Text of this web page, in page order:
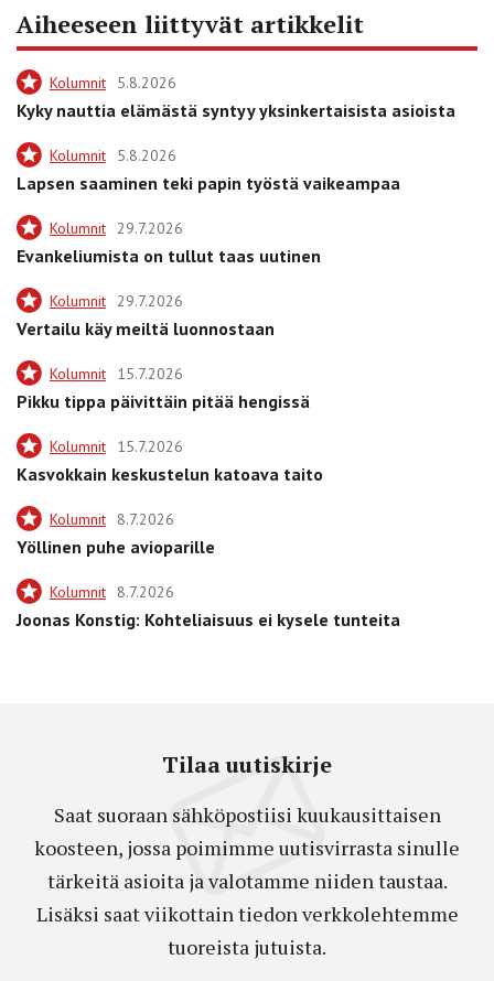
Aiheeseen liittyvät artikkelit
Kolumnit 5.8.2026
Kyky nauttia elämästä syntyy yksinkertaisista asioista
Kolumnit 5.8.2026
Lapsen saaminen teki papin työstä vaikeampaa
Kolumnit 29.7.2026
Evankeliumista on tullut taas uutinen
Kolumnit 29.7.2026
Vertailu käy meiltä luonnostaan
Kolumnit 15.7.2026
Pikku tippa päivittäin pitää hengissä
Kolumnit 15.7.2026
Kasvokkain keskustelun katoava taito
Kolumnit 8.7.2026
Yöllinen puhe avioparille
Kolumnit 8.7.2026
Joonas Konstig: Kohteliaisuus ei kysele tunteita
Tilaa uutiskirje
Saat suoraan sähköpostiisi kuukausittaisen
koosteen, jossa poimimme uutisvirrasta sinulle
tärkeitä asioita ja valotamme niiden taustaa.
Lisäksi saat viikottain tiedon verkkolehtemme
tuoreista jutuista.